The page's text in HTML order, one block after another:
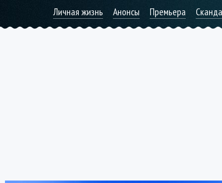
Личная жизнь Анонсы Премьера